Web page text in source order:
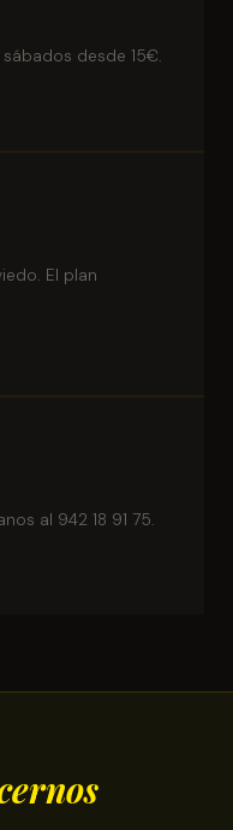
desde 15€.
El plan
al 942 18 91 75.